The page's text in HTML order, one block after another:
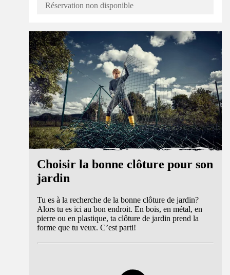
Réservation non disponible
Guide
Choisir la bonne clôture pour son
jardin
Tu es à la recherche de la bonne clôture de jardin?
Alors tu es ici au bon endroit. En bois, en métal, en
pierre ou en plastique, ta clôture de jardin prend la
forme que tu veux. C’est parti!